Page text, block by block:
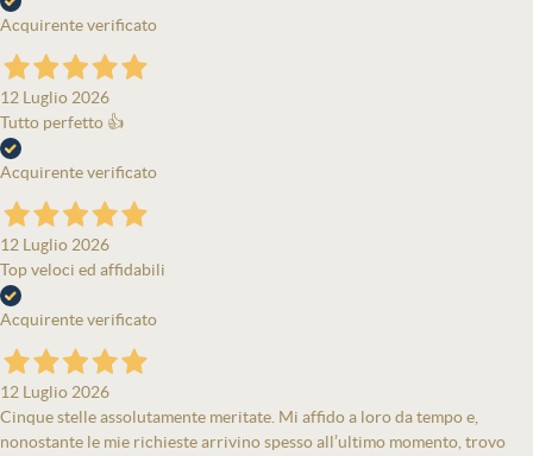
Acquirente verificato
12 Luglio 2026
Tutto perfetto 👍
Acquirente verificato
12 Luglio 2026
Top veloci ed affidabili
Acquirente verificato
12 Luglio 2026
Cinque stelle assolutamente meritate. Mi affido a loro da tempo e,
nonostante le mie richieste arrivino spesso all’ultimo momento, trovo